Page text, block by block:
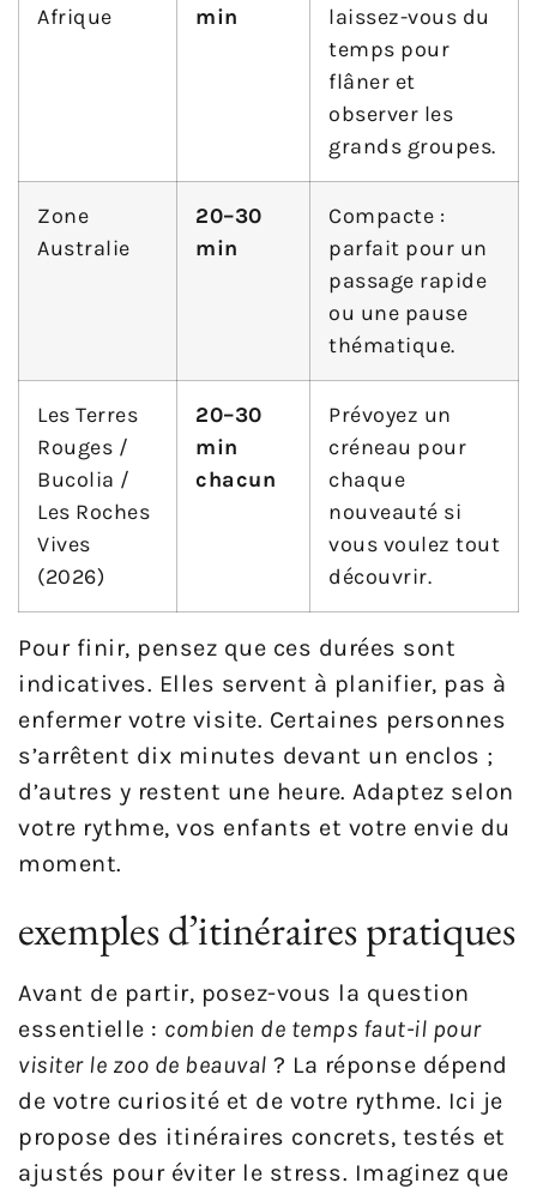
Afrique
min
laissez-vous du
temps pour
flâner et
observer les
grands groupes.
Zone
Australie
20–30
min
Compacte :
parfait pour un
passage rapide
ou une pause
thématique.
Les Terres
Rouges /
Bucolia /
Les Roches
Vives
(2026)
20–30
min
chacun
Prévoyez un
créneau pour
chaque
nouveauté si
vous voulez tout
découvrir.
Pour finir, pensez que ces durées sont
indicatives. Elles servent à planifier, pas à
enfermer votre visite. Certaines personnes
s’arrêtent dix minutes devant un enclos ;
d’autres y restent une heure. Adaptez selon
votre rythme, vos enfants et votre envie du
moment.
exemples d’itinéraires pratiques
Avant de partir, posez-vous la question
essentielle : combien de temps faut-il pour
visiter le zoo de beauval ? La réponse dépend
de votre curiosité et de votre rythme. Ici je
propose des itinéraires concrets, testés et
ajustés pour éviter le stress. Imaginez que